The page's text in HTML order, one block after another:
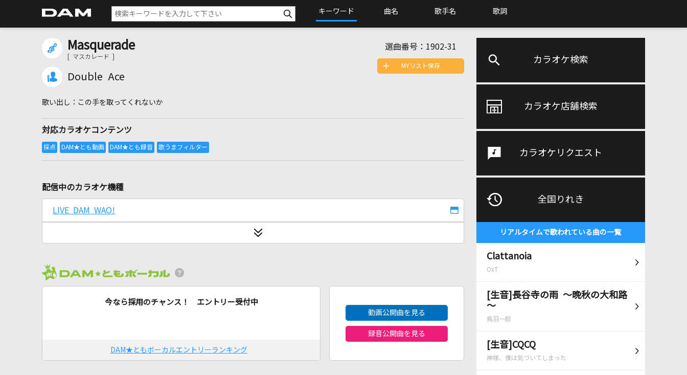
キーワード 曲名 歌手名 歌詞
カラオケ検索
カラオケ店舗検索
カラオケリクエスト
全国りれき
リアルタイムで歌われている曲の一覧
Clattanoia
OxT
[生音]長谷寺の雨 ～晩秋の大和路
～
鳥羽一郎
[生音]CQCQ
神様、僕は気づいてしまった
Masquerade
[ マスカレード ]
Double Ace
選曲番号： 1902-31
この手を取ってくれないか
対応カラオケコンテンツ
MYリスト保存
配信中のカラオケ機種
LIVE DAM WAO!
今なら採用のチャンス！ エントリー受付中
DAM★ともボーカルエントリーランキング
動画公開曲を見る
録音公開曲を見る